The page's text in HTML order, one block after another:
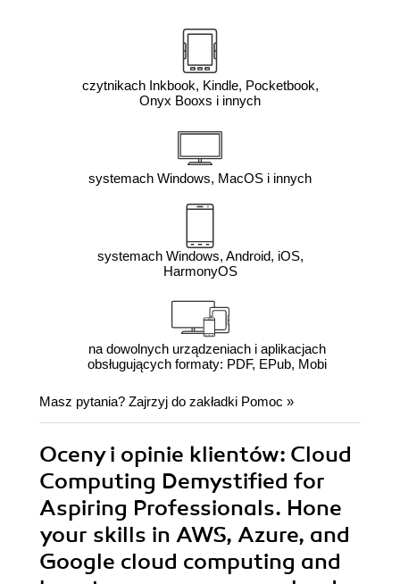
czytnikach Inkbook, Kindle, Pocketbook,
Onyx Booxs i innych
systemach Windows, MacOS i innych
systemach Windows, Android, iOS,
HarmonyOS
na dowolnych urządzeniach i aplikacjach
obsługujących formaty: PDF, EPub, Mobi
Masz pytania? Zajrzyj do zakładki Pomoc »
Oceny i opinie klientów: Cloud
Computing Demystified for
Aspiring Professionals. Hone
your skills in AWS, Azure, and
Google cloud computing and